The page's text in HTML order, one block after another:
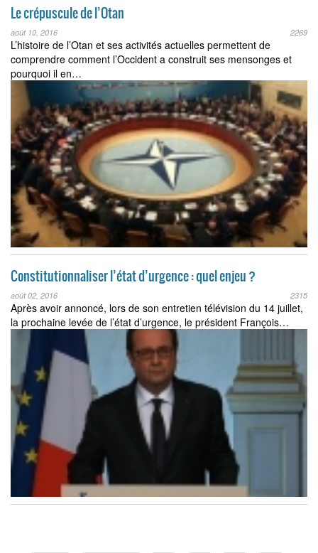
Le crépuscule de l’Otan
août 10, 2016 2269
L’histoire de l’Otan et ses activités actuelles permettent de
comprendre comment l’Occident a construit ses mensonges et
pourquoi il en…
Constitutionnaliser l’état d’urgence : quel enjeu ?
août 02, 2016 2315
Après avoir annoncé, lors de son entretien télévision du 14 juillet,
la prochaine levée de l’état d’urgence, le président François…